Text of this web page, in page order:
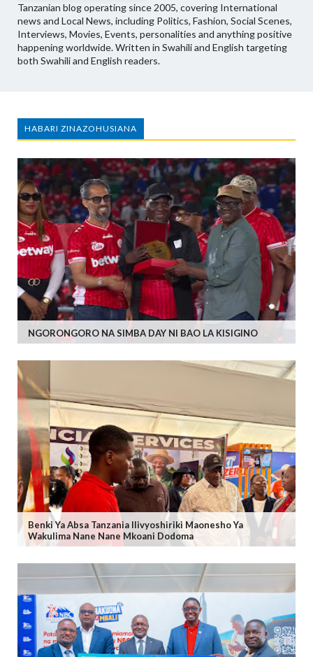
Tanzanian blog operating since 2005, covering International
news and Local News, including Politics, Fashion, Social Scenes,
Interviews, Movies, Events, personalities and anything positive
happening worldwide. Written in Swahili and English targeting
both Swahili and English readers.
HABARI ZINAZOHUSIANA
NGORONGORO NA SIMBA DAY NI BAO LA KISIGINO
Benki Ya Absa Tanzania Ilivyoshiriki Maonesho Ya
Wakulima Nane Nane Mkoani Dodoma